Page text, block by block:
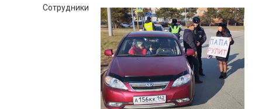
Сотрудники